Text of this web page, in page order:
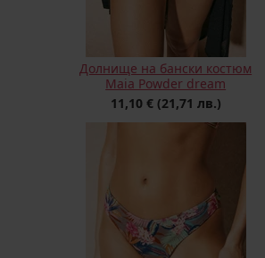
Долнище на бански костюм
Maia Powder dream
11,10 € (21,71 лв.)